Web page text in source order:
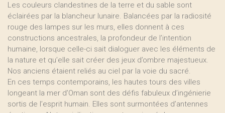
Les couleurs clandestines de la terre et du sable sont
éclairées par la blancheur lunaire. Balancées par la radiosité
rouge des lampes sur les murs, elles donnent à ces
constructions ancestrales, la profondeur de l’intention
humaine, lorsque celle-ci sait dialoguer avec les éléments de
la nature et qu’elle sait créer des jeux d’ombre majestueux.
Nos anciens étaient reliés au ciel par la voie du sacré.
En ces temps contemporains, les hautes tours des villes
longeant la mer d’Oman sont des défis fabuleux d’ingénierie
sortis de l’esprit humain. Elles sont surmontées d’antennes